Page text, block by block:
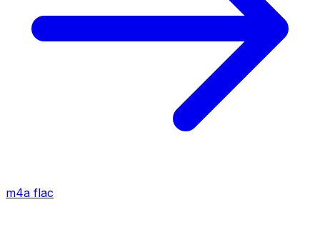
m4a flac